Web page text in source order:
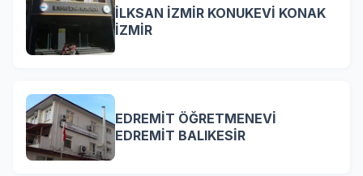
İLKSAN İZMİR KONUKEVİ KONAK
İZMİR
EDREMİT ÖĞRETMENEVİ
EDREMİT BALIKESİR